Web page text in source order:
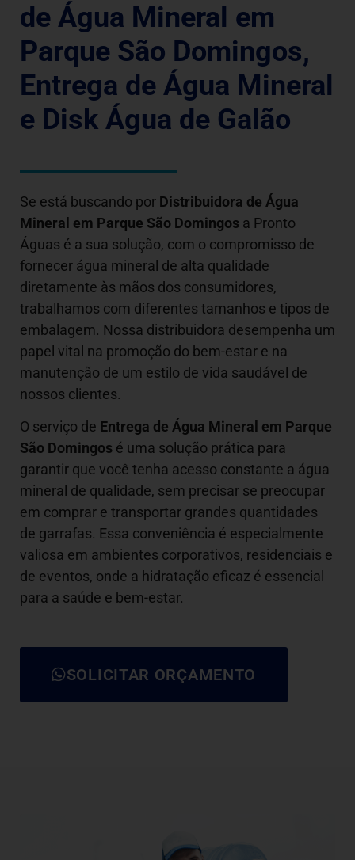
de Água Mineral em
Parque São Domingos,
Entrega de Água Mineral
e Disk Água de Galão
Se está buscando por Distribuidora de Água
Mineral em Parque São Domingos a Pronto
Águas é a sua solução, com o compromisso de
fornecer água mineral de alta qualidade
diretamente às mãos dos consumidores,
trabalhamos com diferentes tamanhos e tipos de
embalagem. Nossa distribuidora desempenha um
papel vital na promoção do bem-estar e na
manutenção de um estilo de vida saudável de
nossos clientes.
O serviço de Entrega de Água Mineral em Parque
São Domingos é uma solução prática para
garantir que você tenha acesso constante a água
mineral de qualidade, sem precisar se preocupar
em comprar e transportar grandes quantidades
de garrafas. Essa conveniência é especialmente
valiosa em ambientes corporativos, residenciais e
de eventos, onde a hidratação eficaz é essencial
para a saúde e bem-estar.
SOLICITAR ORÇAMENTO